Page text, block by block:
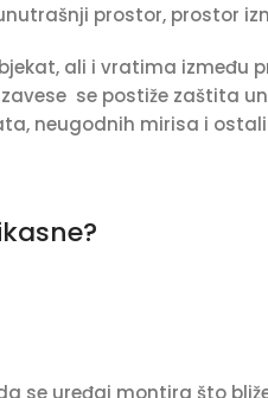
prostor, prostor
ali i vratima
se postiže zaštita
neugodnih mirisa i
se uređaj montira što